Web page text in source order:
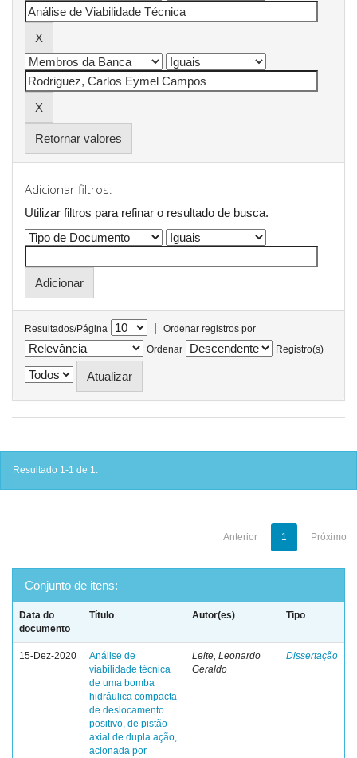
Retornar valores
Adicionar filtros:
Utilizar filtros para refinar o resultado de busca.
Resultados/Página |
Ordenar registros por
Ordenar
Registro(s)
Resultado 1-1 de 1.
Anterior 1 Próximo
Conjunto de itens:
Data do
documento
Título Autor(es) Tipo
15-Dez-2020
Análise de
viabilidade técnica
de uma bomba
hidráulica compacta
de deslocamento
positivo, de pistão
axial de dupla ação,
acionada por
Leite, Leonardo
Geraldo
Dissertação